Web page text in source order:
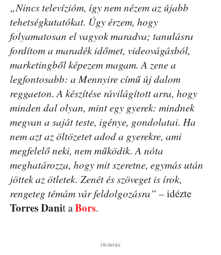
„Nincs televízióm, így nem nézem az újabb
tehetségkutatókat. Úgy érzem, hogy
folyamatosan el vagyok maradva; tanulásra
fordítom a maradék időmet, videovágásból,
marketingből képezem magam. A zene a
legfontosabb: a Mennyire című új dalom
reggaeton. A készítése rávilágított arra, hogy
minden dal olyan, mint egy gyerek: mindnek
megvan a saját teste, igénye, gondolatai. Ha
nem azt az öltözetet adod a gyerekre, ami
megfelelő neki, nem működik. A nóta
meghatározza, hogy mit szeretne, egymás után
jöttek az ötletek. Zenét és szöveget is írok,
rengeteg témám vár feldolgozásra” – idézte
Torres Danit aBors.
Hirdetés